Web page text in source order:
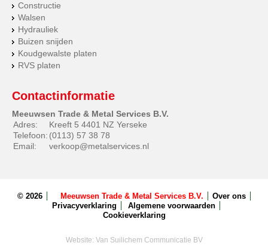
Constructie
Walsen
Hydrauliek
Buizen snijden
Koudgewalste platen
RVS platen
Contactinformatie
Meeuwsen Trade & Metal Services B.V.
Adres:
Kreeft 5 4401 NZ Yerseke
Telefoon: (0113) 57 38 78
Email:
verkoop@metalservices.nl
© 2026 Meeuwsen Trade & Metal Services B.V.
Over ons
Privacyverklaring
Algemene voorwaarden
Cookieverklaring
Website: Van Suilichem Communicatie BV